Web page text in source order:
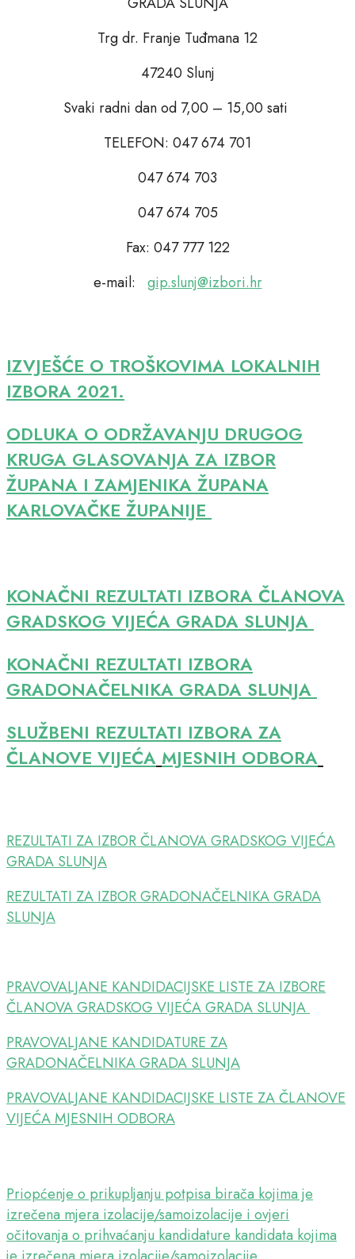
Trg dr. Franje Tuđmana 12
47240 Slunj
Svaki radni dan od 7,00 – 15,00 sati
TELEFON: 047 674 701
047 674 703
047 674 705
Fax: 047 777 122
e-mail: gip.slunj@izbori.hr
IZVJEŠĆE O TROŠKOVIMA LOKALNIH
IZBORA 2021.
ODLUKA O ODRŽAVANJU DRUGOG
KRUGA GLASOVANJA ZA IZBOR
ŽUPANA I ZAMJENIKA ŽUPANA
KARLOVAČKE ŽUPANIJE
KONAČNI REZULTATI IZBORA ČLANOVA
GRADSKOG VIJEĆA GRADA SLUNJA
KONAČNI REZULTATI IZBORA
GRADONAČELNIKA GRADA SLUNJA
SLUŽBENI REZULTATI IZBORA ZA
ČLANOVE VIJEĆA MJESNIH ODBORA
REZULTATI ZA IZBOR ČLANOVA GRADSKOG VIJEĆA
GRADA SLUNJA
REZULTATI ZA IZBOR GRADONAČELNIKA GRADA
SLUNJA
PRAVOVALJANE KANDIDACIJSKE LISTE ZA IZBORE
ČLANOVA GRADSKOG VIJEĆA GRADA SLUNJA
PRAVOVALJANE KANDIDATURE ZA
GRADONAČELNIKA GRADA SLUNJA
PRAVOVALJANE KANDIDACIJSKE LISTE ZA ČLANOVE
VIJEĆA MJESNIH ODBORA
Priopćenje o prikupljanju potpisa birača kojima je
izrečena mjera izolacije/samoizolacije i ovjeri
očitovanja o prihvaćanju kandidature kandidata kojima